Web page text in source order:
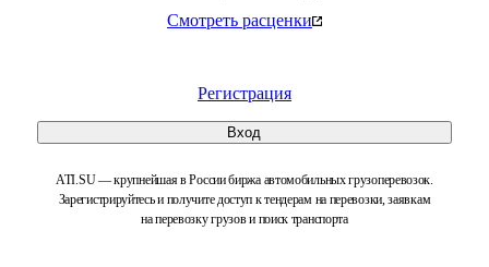
Смотреть расценки
Регистрация
Вход
ATI.SU — крупнейшая в России биржа автомобильных грузоперевозок.
Зарегистрируйтесь и получите доступ к тендерам на перевозки, заявкам
на перевозку грузов и поиск транспорта